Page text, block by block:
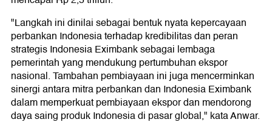
"Langkah ini dinilai sebagai bentuk nyata kepercayaan
perbankan Indonesia terhadap kredibilitas dan peran
strategis Indonesia Eximbank sebagai lembaga
pemerintah yang mendukung pertumbuhan ekspor
nasional. Tambahan pembiayaan ini juga mencerminkan
sinergi antara mitra perbankan dan Indonesia Eximbank
dalam memperkuat pembiayaan ekspor dan mendorong
daya saing produk Indonesia di pasar global," kata Anwar.